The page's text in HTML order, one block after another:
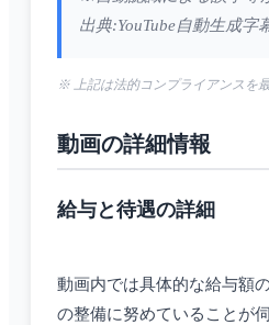
出典:YouTube自動生成字
※ 上記は法的コンプライアンスを
動画の詳細情報
給与と待遇の詳細
動画内では具体的な給与額
の整備に努めていることが